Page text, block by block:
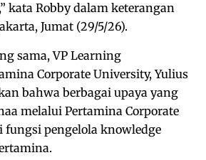
kata Robby dalam keterangan
Jumat (29/5/26).
sama, VP Learning
Corporate University, Yulius
bahwa berbagai upaya yang
melalui Pertamina Corporate
fungsi pengelola knowledge